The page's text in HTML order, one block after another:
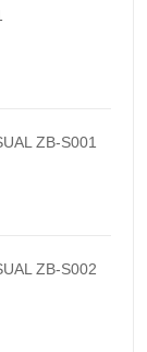
ZB-S001
ZB-S002